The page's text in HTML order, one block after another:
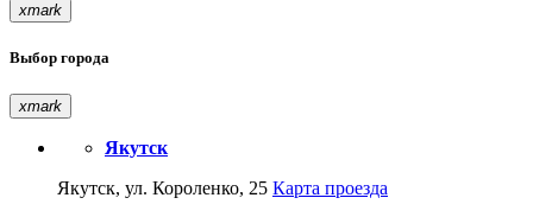
xmark
Выбор города
xmark
Якутск
Якутск, ул. Короленко, 25 Карта проезда